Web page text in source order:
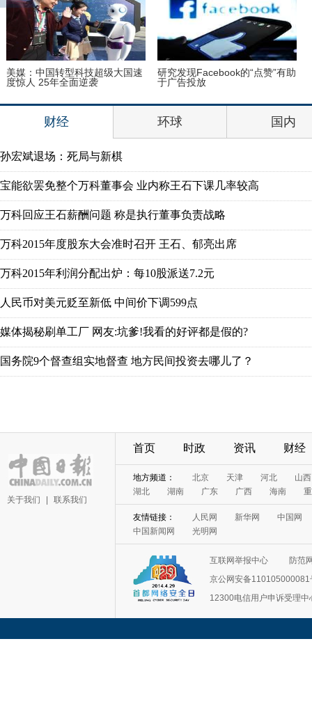
关于我们 联系我们
首页 时政 资讯 财经
互联网举报中心
防范
京公网安备110105000081
12300电信用户申诉受理中